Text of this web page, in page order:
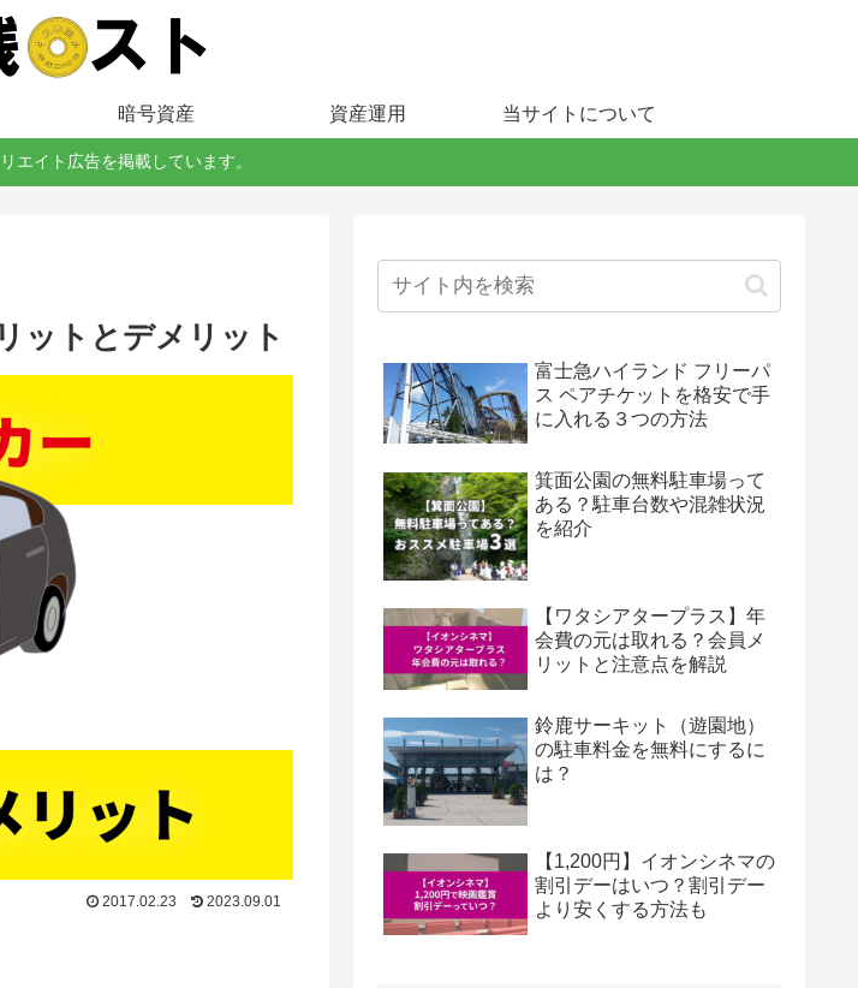
暗号資産 資産運用 当サイトについて
エイト広告を掲載しています。
ットとデメリット
2017.02.23 2023.09.01
富士急ハイランド フリーパ
ス ペアチケットを格安で手
に入れる３つの方法
箕面公園の無料駐車場って
ある？駐車台数や混雑状況
を紹介
【ワタシアタープラス】年
会費の元は取れる？会員メ
リットと注意点を解説
鈴鹿サーキット（遊園地）
の駐車料金を無料にするに
は？
【1,200円】イオンシネマの
割引デーはいつ？割引デー
より安くする方法も